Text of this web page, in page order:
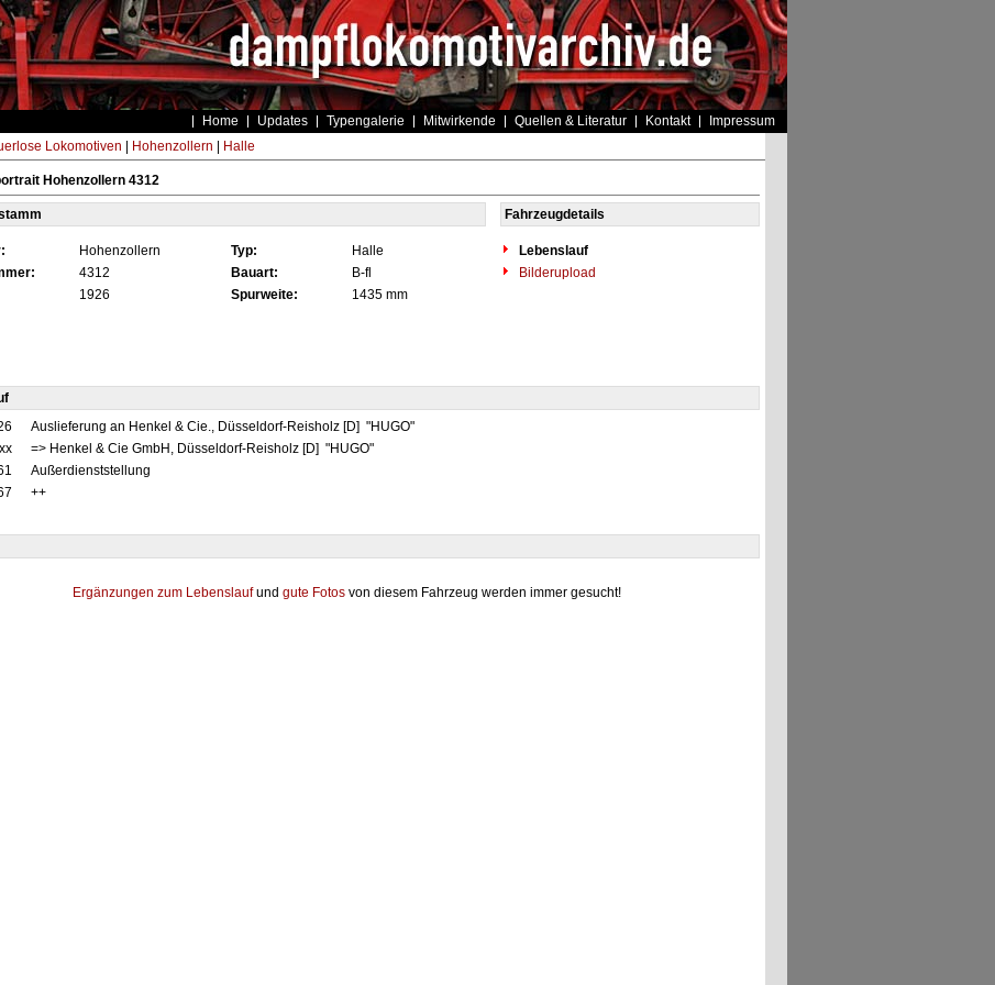
Home Updates Typengalerie Mitwirkende Quellen & Literatur Kontakt Impressum
Lokomotiven Hohenzollern Halle
Hohenzollern 4312
Fahrzeugdetails
Hohenzollern Typ: Halle
Lebenslauf
4312 Bauart: B-fl
Bilderupload
1926 Spurweite: 1435 mm
Auslieferung an Henkel & Cie., Düsseldorf-Reisholz [D] "HUGO"
=> Henkel & Cie GmbH, Düsseldorf-Reisholz [D] "HUGO"
Außerdienststellung
++
Ergänzungen zum Lebenslaufund gute Fotos von diesem Fahrzeug werden immer gesucht!